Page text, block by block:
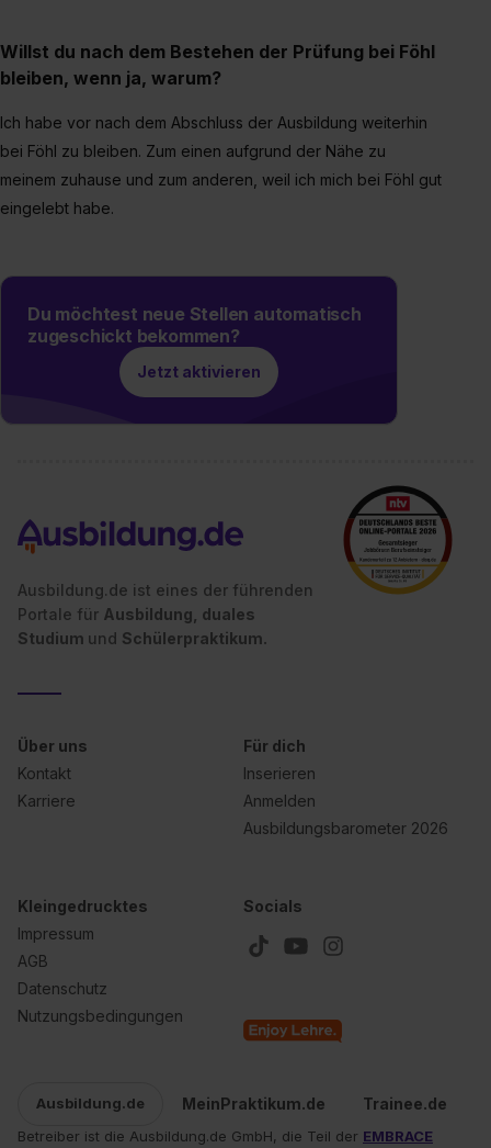
Willst du nach dem Bestehen der Prüfung bei Föhl
bleiben, wenn ja, warum?
Ich habe vor nach dem Abschluss der Ausbildung weiterhin
bei Föhl zu bleiben. Zum einen aufgrund der Nähe zu
meinem zuhause und zum anderen, weil ich mich bei Föhl gut
eingelebt habe.
Du möchtest neue Stellen automatisch
zugeschickt bekommen?
Jetzt aktivieren
Ausbildung.de ist eines der führenden
Portale für Ausbildung, duales
Studium und Schülerpraktikum.
Über uns
Kontakt
Karriere
Für dich
Inserieren
Anmelden
Ausbildungsbarometer 2026
Kleingedrucktes
Impressum
AGB
Datenschutz
Nutzungsbedingungen
Socials
Ausbildung.de MeinPraktikum.de Trainee.de
Betreiber ist die Ausbildung.de GmbH, die Teil der EMBRACE